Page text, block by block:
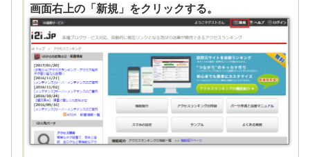
画面右上の「新規」をクリックする。